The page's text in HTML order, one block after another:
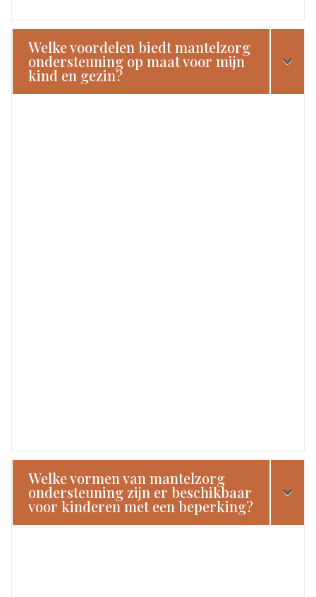
Welke voordelen biedt mantelzorg
ondersteuning op maat voor mijn
kind en gezin?
Welke vormen van mantelzorg
ondersteuning zijn er beschikbaar
voor kinderen met een beperking?